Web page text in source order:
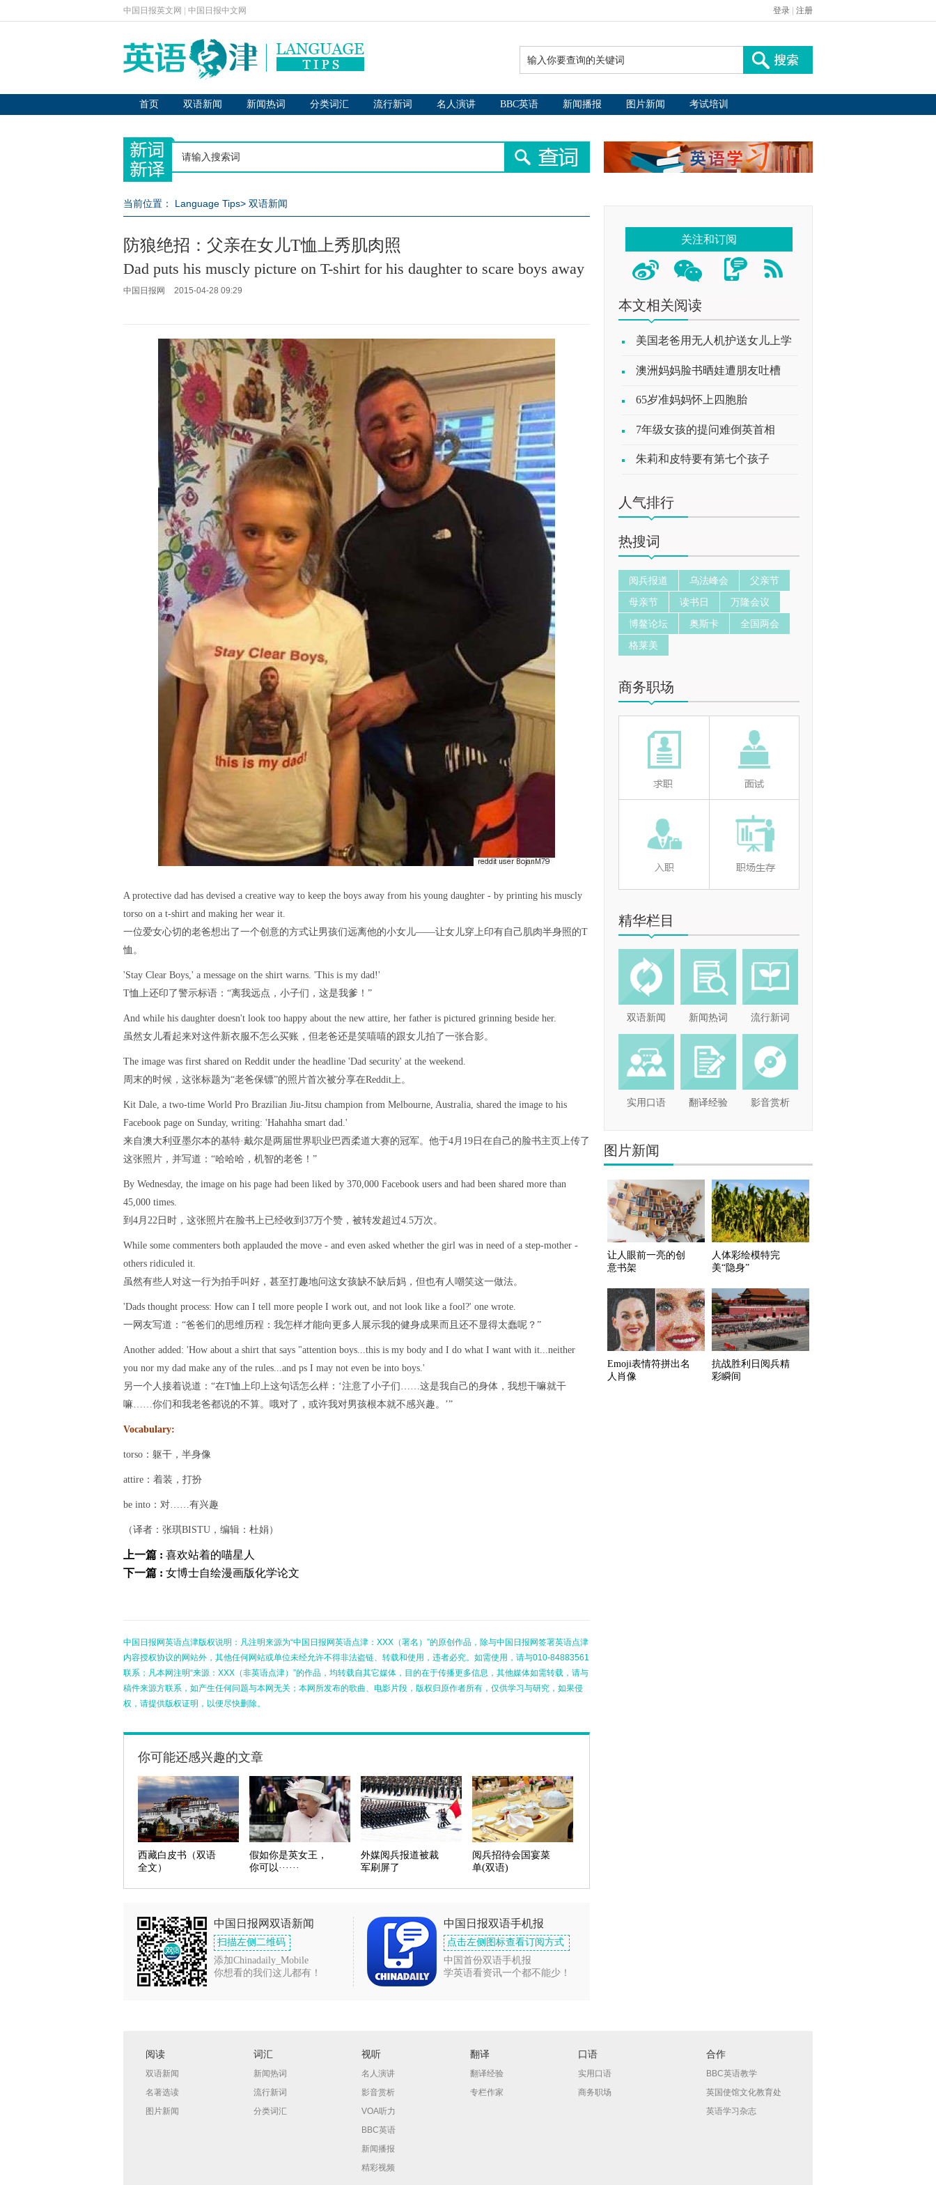
中国日报英文网 中国日报中文网 登录 注册
首页 双语新闻 新闻热词 分类词汇 流行新词 名人演讲 BBC英语 新闻播报 图片新闻 考试培训
当前位置： Language Tips> 双语新闻
防狼绝招：父亲在女儿T恤上秀肌肉照
Dad puts his muscly picture on T-shirt for his daughter to scare boys away
中国日报网 2015-04-28 09:29
A protective dad has devised a creative way to keep the boys away from his young daughter - by printing his muscly
torso on a t-shirt and making her wear it.
一位爱女心切的老爸想出了一个创意的方式让男孩们远离他的小女儿——让女儿穿上印有自己肌肉半身照的T
恤。
'Stay Clear Boys,' a message on the shirt warns. 'This is my dad!'
T恤上还印了警示标语：“离我远点，小子们，这是我爹！”
And while his daughter doesn't look too happy about the new attire, her father is pictured grinning beside her.
虽然女儿看起来对这件新衣服不怎么买账，但老爸还是笑嘻嘻的跟女儿拍了一张合影。
The image was first shared on Reddit under the headline 'Dad security' at the weekend.
周末的时候，这张标题为“老爸保镖”的照片首次被分享在Reddit上。
Kit Dale, a two-time World Pro Brazilian Jiu-Jitsu champion from Melbourne, Australia, shared the image to his
Facebook page on Sunday, writing: 'Hahahha smart dad.'
来自澳大利亚墨尔本的基特·戴尔是两届世界职业巴西柔道大赛的冠军。他于4月19日在自己的脸书主页上传了
这张照片，并写道：“哈哈哈，机智的老爸！”
By Wednesday, the image on his page had been liked by 370,000 Facebook users and had been shared more than
45,000 times.
到4月22日时，这张照片在脸书上已经收到37万个赞，被转发超过4.5万次。
While some commenters both applauded the move - and even asked whether the girl was in need of a step-mother -
others ridiculed it.
虽然有些人对这一行为拍手叫好，甚至打趣地问这女孩缺不缺后妈，但也有人嘲笑这一做法。
'Dads thought process: How can I tell more people I work out, and not look like a fool?' one wrote.
一网友写道：“爸爸们的思维历程：我怎样才能向更多人展示我的健身成果而且还不显得太蠢呢？”
Another added: 'How about a shirt that says "attention boys...this is my body and I do what I want with it...neither
you nor my dad make any of the rules...and ps I may not even be into boys.'
另一个人接着说道：“在T恤上印上这句话怎么样：‘注意了小子们……这是我自己的身体，我想干嘛就干
嘛……你们和我老爸都说的不算。哦对了，或许我对男孩根本就不感兴趣。’”
Vocabulary:
torso：躯干，半身像
attire：着装，打扮
be into：对……有兴趣
（译者：张琪BISTU，编辑：杜娟）
上一篇 : 喜欢站着的喵星人
下一篇 : 女博士自绘漫画版化学论文
中国日报网英语点津版权说明：凡注明来源为“中国日报网英语点津：XXX（署名）”的原创作品，除与中国日报网签署英语点津
内容授权协议的网站外，其他任何网站或单位未经允许不得非法盗链、转载和使用，违者必究。如需使用，请与010-84883561
联系；凡本网注明“来源：XXX（非英语点津）”的作品，均转载自其它媒体，目的在于传播更多信息，其他媒体如需转载，请与
稿件来源方联系，如产生任何问题与本网无关；本网所发布的歌曲、电影片段，版权归原作者所有，仅供学习与研究，如果侵
权，请提供版权证明，以便尽快删除。
你可能还感兴趣的文章
西藏白皮书（双语
全文）
假如你是英女王，
你可以······
外媒阅兵报道被裁
军刷屏了
阅兵招待会国宴菜
单(双语)
中国日报网双语新闻
扫描左侧二维码
添加Chinadaily_Mobile
你想看的我们这儿都有！
中国日报双语手机报
点击左侧图标查看订阅方式
中国首份双语手机报
学英语看资讯一个都不能少！
关注和订阅
本文相关阅读
美国老爸用无人机护送女儿上学
澳洲妈妈脸书晒娃遭朋友吐槽
65岁准妈妈怀上四胞胎
7年级女孩的提问难倒英首相
朱莉和皮特要有第七个孩子
人气排行
热搜词
阅兵报道 乌法峰会
父亲节
母亲节
读书日
万隆会议
博鳌论坛
奥斯卡
全国两会
格莱美
商务职场
精华栏目
双语新闻 新闻热词 流行新词
实用口语 翻译经验 影音赏析
图片新闻
让人眼前一亮的创
意书架
人体彩绘模特完
美“隐身”
Emoji表情符拼出名
人肖像
抗战胜利日阅兵精
彩瞬间
阅读
双语新闻
名著选读
图片新闻
词汇
新闻热词
流行新词
分类词汇
视听
名人演讲
影音赏析
VOA听力
BBC英语
新闻播报
精彩视频
翻译
翻译经验
专栏作家
口语
实用口语
商务职场
合作
BBC英语教学
英国使馆文化教育处
英语学习杂志